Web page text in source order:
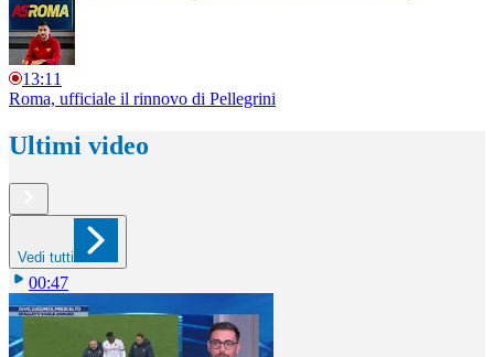
13:11
Roma, ufficiale il rinnovo di Pellegrini
Ultimi video
Vedi tutti
00:47